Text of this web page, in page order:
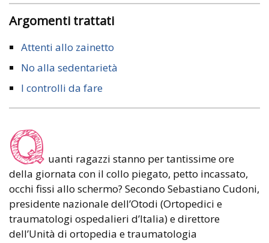
Argomenti trattati
Attenti allo zainetto
No alla sedentarietà
I controlli da fare
Q uanti ragazzi stanno per tantissime ore
della giornata con il collo piegato, petto incassato,
occhi fissi allo schermo? Secondo Sebastiano Cudoni,
presidente nazionale dell’Otodi (Ortopedici e
traumatologi ospedalieri d’Italia) e direttore
dell’Unità di ortopedia e traumatologia